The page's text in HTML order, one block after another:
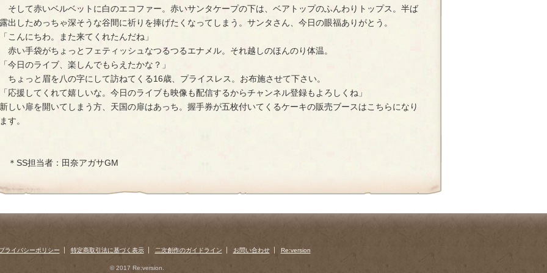
そして赤いベルベットに白のエコファー。赤いサンタケープの下は、ベアトップのふんわりトップス。半ば
露出しためっちゃ深そうな谷間に祈りを捧げたくなってしまう。サンタさん、今日の眼福ありがとう。
「こんにちわ。また来てくれたんだね」
赤い手袋がちょっとフェティッシュなつるつるエナメル。それ越しのほんのり体温。
「今日のライブ、楽しんでもらえたかな？」
ちょっと眉を八の字にして訪ねてくる16歳、プライスレス。お布施させて下さい。
「応援してくれて嬉しいな。今日のライブも映像も配信するからチャンネル登録もよろしくね」
新しい扉を開いてしまう方、天国の扉はあっち。握手券が五枚付いてくるケーキの販売ブースはこちらになり
ます。
＊SS担当者：田奈アガサGM
ライバシーポリシー 特定商取引法に基づく表示 二次創作のガイドライン お問い合わせ Re:version
© 2017 Re:version.